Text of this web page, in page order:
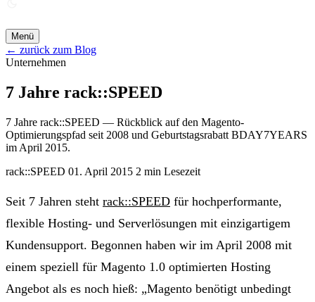
Menü
← zurück zum Blog
Unternehmen
7 Jahre rack::SPEED
7 Jahre rack::SPEED — Rückblick auf den Magento-
Optimierungspfad seit 2008 und Geburtstagsrabatt BDAY7YEARS
im April 2015.
rack::SPEED 01. April 2015 2 min Lesezeit
Seit 7 Jahren steht rack::SPEED für hochperformante,
flexible Hosting- und Serverlösungen mit einzigartigem
Kundensupport. Begonnen haben wir im April 2008 mit
einem speziell für Magento 1.0 optimierten Hosting
Angebot als es noch hieß: „Magento benötigt unbedingt